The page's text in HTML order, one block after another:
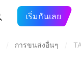
เริ่มกันเลย
การขนส่งอื่นๆ